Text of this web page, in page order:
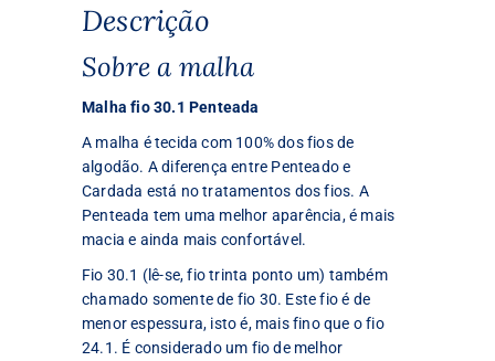
Descrição
Sobre a malha
Malha fio 30.1 Penteada
A malha é tecida com 100% dos fios de
algodão. A diferença entre Penteado e
Cardada está no tratamentos dos fios. A
Penteada tem uma melhor aparência, é mais
macia e ainda mais confortável.
Fio 30.1 (lê-se, fio trinta ponto um) também
chamado somente de fio 30. Este fio é de
menor espessura, isto é, mais fino que o fio
24.1. É considerado um fio de melhor